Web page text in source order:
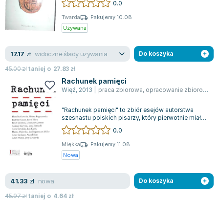
0.0
Twarda
Pakujemy 10.08
Używana
17.17 zł widoczne ślady używania
45.00złtaniej o 27.83 zł
Do koszyka
Rachunek pamięci
Więź, 2013 praca zbiorowa, opracowanie zbiorowe
"Rachunek pamięci" to zbiór esejów autorstwa
szesnastu polskich pisarzy, który pierwotnie miał
zostać wydany przez wydawnictwo "Cz...
0.0
Miękka
Pakujemy 11.08
Nowa
41.33 zł nowa
45.97złtaniej o 4.64 zł
Do koszyka